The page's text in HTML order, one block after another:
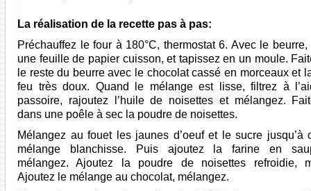
La réalisation de la recette pas à pas:
Préchauffez le four à 180°C, thermostat 6. Avec le
une feuille de papier cuisson, et tapissez en un moule.
le reste du beurre avec le chocolat cassé en morceaux et
feu très doux. Quand le mélange est lisse, filtrez à
passoire, rajoutez l’huile de noisettes et mélangez.
dans une poêle à sec la poudre de noisettes.
Mélangez au fouet les jaunes d’oeuf et le sucre jusqu’à
mélange blanchisse. Puis ajoutez la farine en
mélangez. Ajoutez la poudre de noisettes refroidie,
Ajoutez le mélange au chocolat, mélangez.